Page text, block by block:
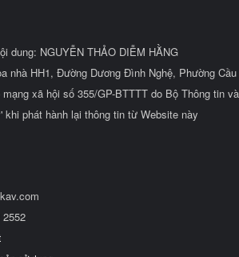
dung: NGUYỄN THẢO DIỄM HẰNG
nhà HH1, Đường Dương Đình Nghệ, Phường
xã hội số 355/GP-BTTTT do Bộ Thông tin
khi phát hành lại thông tin từ Website này
2552